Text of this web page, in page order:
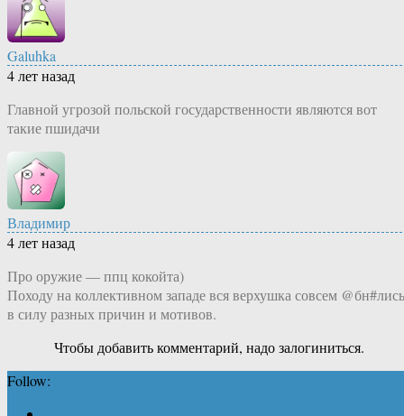
Galuhka
4 лет назад
Главной угрозой польской государственности являются вот
такие пшидачи
Владимир
4 лет назад
Про оружие — ппц кокойта)
Походу на коллективном западе вся верхушка совсем
в силу разных причин и мотивов.
Чтобы добавить комментарий, надо залогиниться.
Follow: